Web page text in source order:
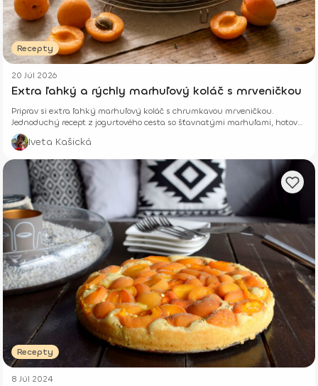
Recepty
20 Júl 2026
Extra ľahký a rýchly marhuľový koláč s mrveničkou
Priprav si extra ľahký marhuľový koláč s chrumkavou mrveničkou.
Jednoduchý recept z jogurtového cesta so šťavnatými marhuľami, hotový
z pár surovín.
Iveta Kašická
Recepty
8 Júl 2024